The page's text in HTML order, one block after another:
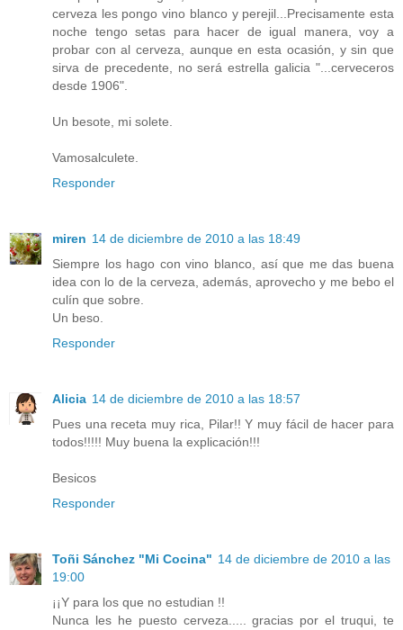
cerveza les pongo vino blanco y perejil...Precisamente esta
noche tengo setas para hacer de igual manera, voy a
probar con al cerveza, aunque en esta ocasión, y sin que
sirva de precedente, no será estrella galicia "...cerveceros
desde 1906".
Un besote, mi solete.
Vamosalculete.
Responder
miren 14 de diciembre de 2010 a las 18:49
Siempre los hago con vino blanco, así que me das buena
idea con lo de la cerveza, además, aprovecho y me bebo el
culín que sobre.
Un beso.
Responder
Alicia 14 de diciembre de 2010 a las 18:57
Pues una receta muy rica, Pilar!! Y muy fácil de hacer para
todos!!!!! Muy buena la explicación!!!
Besicos
Responder
Toñi Sánchez "Mi Cocina" 14 de diciembre de 2010 a las
19:00
¡¡Y para los que no estudian !!
Nunca les he puesto cerveza..... gracias por el truqui, te